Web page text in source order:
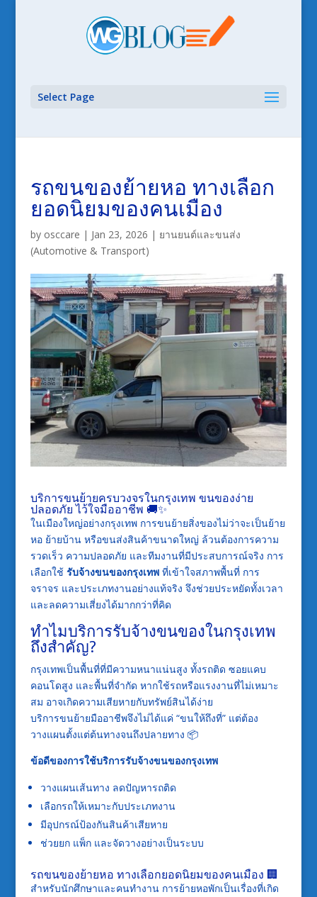
Select Page
รถขนของย้ายหอ ทางเลือก
ยอดนิยมของคนเมือง
by osccare | Jan 23, 2026 | ยานยนต์และขนส่ง
(Automotive & Transport)
บริการขนย้ายครบวงจรในกรุงเทพ ขนของง่าย
ปลอดภัย ไว้ใจมืออาชีพ 🚚✨
ในเมืองใหญ่อย่างกรุงเทพ การขนย้ายสิ่งของไม่ว่าจะเป็นย้าย
หอ ย้ายบ้าน หรือขนส่งสินค้าขนาดใหญ่ ล้วนต้องการความ
รวดเร็ว ความปลอดภัย และทีมงานที่มีประสบการณ์จริง การ
เลือกใช้ รับจ้างขนของกรุงเทพที่เข้าใจสภาพพื้นที่ การ
จราจร และประเภทงานอย่างแท้จริง จึงช่วยประหยัดทั้งเวลา
และลดความเสี่ยงได้มากกว่าที่คิด
ทำไมบริการรับจ้างขนของในกรุงเทพ
ถึงสำคัญ?
กรุงเทพเป็นพื้นที่ที่มีความหนาแน่นสูง ทั้งรถติด ซอยแคบ
คอนโดสูง และพื้นที่จำกัด หากใช้รถหรือแรงงานที่ไม่เหมาะ
สม อาจเกิดความเสียหายกับทรัพย์สินได้ง่าย
บริการขนย้ายมืออาชีพจึงไม่ได้แค่ “ขนให้ถึงที่” แต่ต้อง
วางแผนตั้งแต่ต้นทางจนถึงปลายทาง 📦
ข้อดีของการใช้บริการรับจ้างขนของกรุงเทพ
วางแผนเส้นทาง ลดปัญหารถติด
เลือกรถให้เหมาะกับประเภทงาน
มีอุปกรณ์ป้องกันสินค้าเสียหาย
ช่วยยก แพ็ก และจัดวางอย่างเป็นระบบ
รถขนของย้ายหอ ทางเลือกยอดนิยมของคนเมือง 🏢
สำหรับนักศึกษาและคนทำงาน การย้ายหอพักเป็นเรื่องที่เกิด